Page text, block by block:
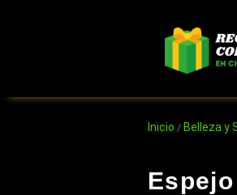
Inicio / Belleza y